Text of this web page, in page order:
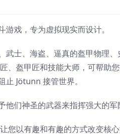
戏，专为虚拟现实而设计。
武士、海盗、逼真的盔甲物理
、盔甲匠和技能大师，可帮助
Jötunn 接管世界。
们神圣的武器来指挥强大的军
您以有趣和有趣的方式改变核